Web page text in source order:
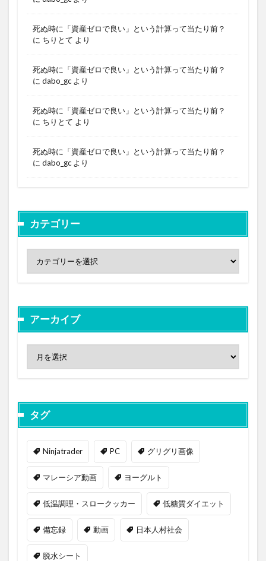
死ぬ時に「資産ゼロで良い」という計算って当たり前？
に ちりとて より
死ぬ時に「資産ゼロで良い」という計算って当たり前？
に dabo_gc より
死ぬ時に「資産ゼロで良い」という計算って当たり前？
に ちりとて より
死ぬ時に「資産ゼロで良い」という計算って当たり前？
に dabo_gc より
カテゴリー
アーカイブ
タグ
Ninjatrader PC グリグリ画像
マレーシア動画 ヨーグルト
低温調理・スロークッカー 低糖質ダイエット
備忘録 動画 日本人村社会
脱水シート